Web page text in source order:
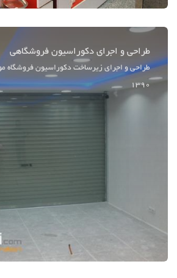
طراحی و اجرای دکوراسیون فروشگاهی
طراحی و اجرای زیرساخت دکوراسیون فروشگاه
1390